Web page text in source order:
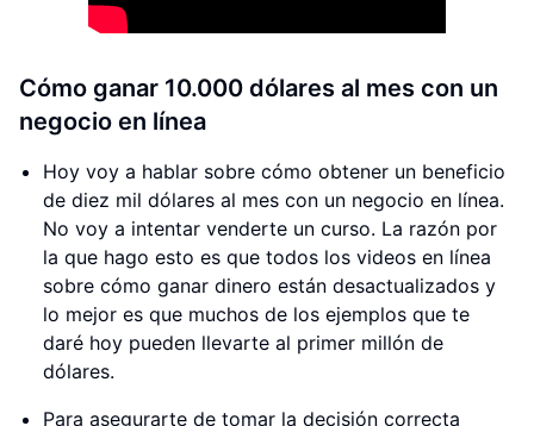
Cómo ganar 10.000 dólares al mes con un
negocio en línea
Hoy voy a hablar sobre cómo obtener un beneficio
de diez mil dólares al mes con un negocio en línea.
No voy a intentar venderte un curso. La razón por
la que hago esto es que todos los videos en línea
sobre cómo ganar dinero están desactualizados y
lo mejor es que muchos de los ejemplos que te
daré hoy pueden llevarte al primer millón de
dólares.
Para asegurarte de tomar la decisión correcta